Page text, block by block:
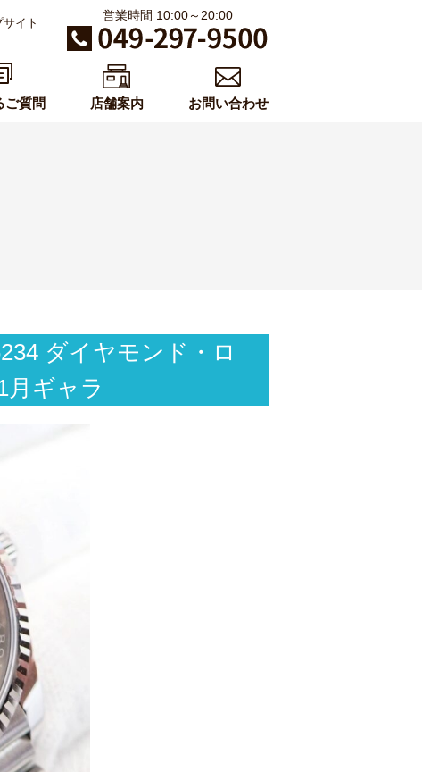
営業時間 10:00～20:00
イト
ご質問 店舗案内 お問い合わせ
ダイヤモンド・ロ
月ギャラ